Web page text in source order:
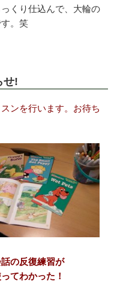
くり仕込んで、大輪の
。笑
せ!
ンを行います。お待ち
の反復練習が
てわかった！